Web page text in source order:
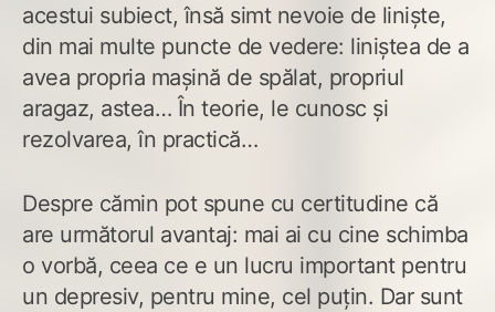
acestui subiect, însă simt nevoie de liniște,
din mai multe puncte de vedere: liniștea de a
avea propria mașină de spălat, propriul
aragaz, astea… În teorie, le cunosc și
rezolvarea, în practică…
Despre cămin pot spune cu certitudine că
are următorul avantaj: mai ai cu cine schimba
o vorbă, ceea ce e un lucru important pentru
un depresiv, pentru mine, cel puțin. Dar sunt